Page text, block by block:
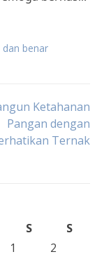
dan benar
Ketahanan
Pangan dengan
Ternak
S
S
1
2